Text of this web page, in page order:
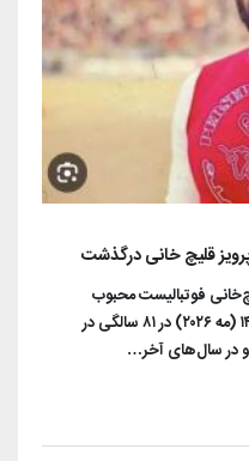
قلیچ خانی درگذشت
فوتبالیست محبوب
آذربایجان و‌ایران در اردیبهشت/خرداد ۱۴۰۵ (مه ۲۰۲۶) در ۸۱ سالگی در
در سال‌های آخر…